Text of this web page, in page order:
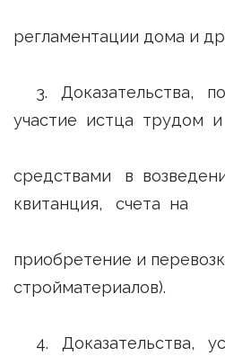
регламентации дома и
3. Доказательства,
участие истца трудом и
средствами в
квитанция, счета на
приобретение и
стройматериалов).
4. Доказательства,